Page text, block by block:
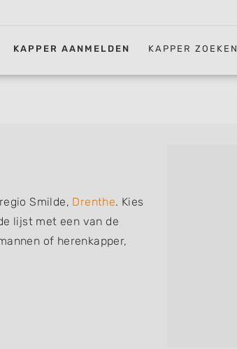
KAPPER AANMELDEN KAPPER ZOEKEN
Smilde, Drenthe. Kies
lijst met een van de
of herenkapper,
barber of kies voor